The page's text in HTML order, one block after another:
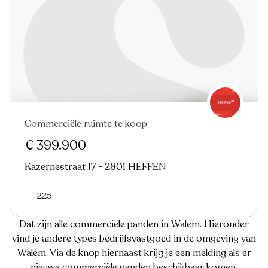
Commerciële ruimte te koop
€ 399.900
Kazernestraat 17 - 2801 HEFFEN
225
Dat zijn alle commerciële panden in Walem. Hieronder
vind je andere types bedrijfsvastgoed in de omgeving van
Walem. Via de knop hiernaast krijg je een melding als er